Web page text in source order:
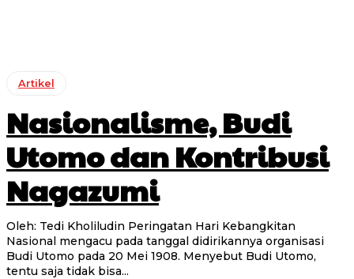
Artikel
Nasionalisme, Budi
Utomo dan Kontribusi
Nagazumi
Oleh: Tedi Kholiludin Peringatan Hari Kebangkitan
Nasional mengacu pada tanggal didirikannya organisasi
Budi Utomo pada 20 Mei 1908. Menyebut Budi Utomo,
tentu saja tidak bisa...